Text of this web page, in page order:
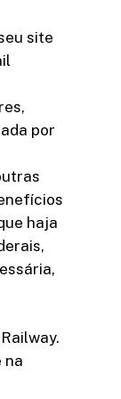
site
por
haja
na